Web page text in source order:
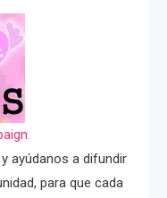
ayúdanos a difundir
para que cada